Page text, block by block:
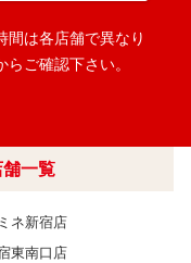
間は各店舗で異なり
ご確認下さい。
一覧
ネ新宿店
東南口店